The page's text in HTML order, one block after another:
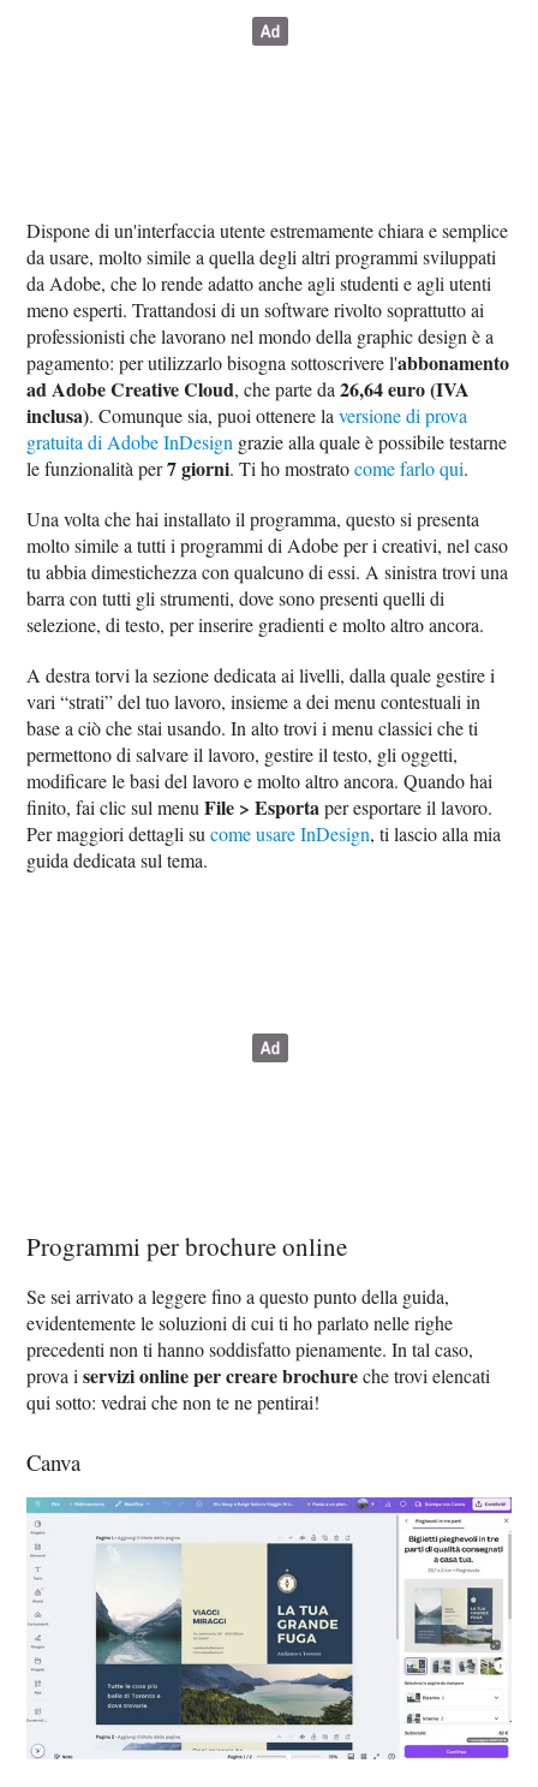
Dispone di un'interfaccia utente estremamente chiara e semplice
da usare, molto simile a quella degli altri programmi sviluppati
da Adobe, che lo rende adatto anche agli studenti e agli utenti
meno esperti. Trattandosi di un software rivolto soprattutto ai
professionisti che lavorano nel mondo della graphic design è a
pagamento: per utilizzarlo bisogna sottoscrivere l'abbonamento
ad Adobe Creative Cloud, che parte da26,64 euro (IVA
inclusa). Comunque sia, puoi ottenere laversione di prova
gratuita di Adobe InDesign grazie alla quale è possibile testarne
le funzionalità per7 giorni. Ti ho mostratocome farlo qui.
Una volta che hai installato il programma, questo si presenta
molto simile a tutti i programmi di Adobe per i creativi, nel caso
tu abbia dimestichezza con qualcuno di essi. A sinistra trovi una
barra con tutti gli strumenti, dove sono presenti quelli di
selezione, di testo, per inserire gradienti e molto altro ancora.
A destra torvi la sezione dedicata ai livelli, dalla quale gestire i
vari “strati” del tuo lavoro, insieme a dei menu contestuali in
base a ciò che stai usando. In alto trovi i menu classici che ti
permettono di salvare il lavoro, gestire il testo, gli oggetti,
modificare le basi del lavoro e molto altro ancora. Quando hai
finito, fai clic sul menuFile > Esportaper esportare il lavoro.
Per maggiori dettagli sucome usare InDesign, ti lascio alla mia
guida dedicata sul tema.
Programmi per brochure online
Se sei arrivato a leggere fino a questo punto della guida,
evidentemente le soluzioni di cui ti ho parlato nelle righe
precedenti non ti hanno soddisfatto pienamente. In tal caso,
prova iservizi online per creare brochureche trovi elencati
qui sotto: vedrai che non te ne pentirai!
Canva